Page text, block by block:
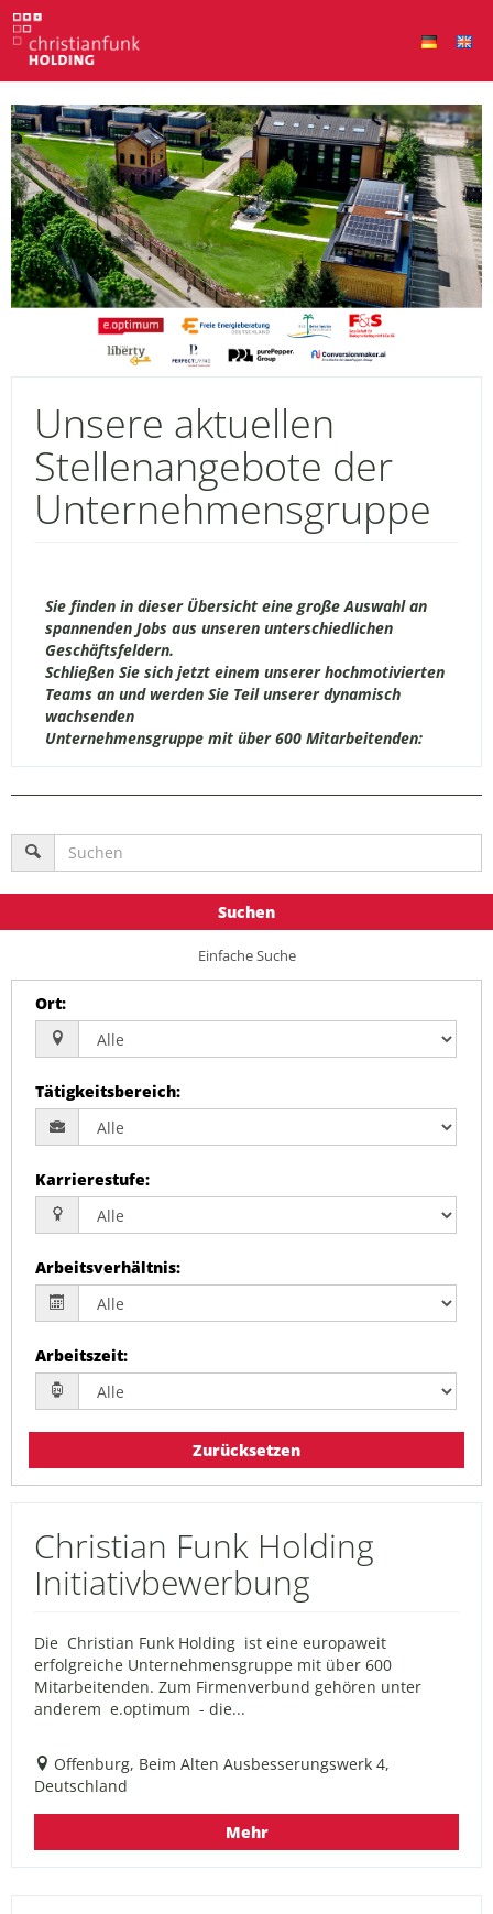
Unsere aktuellen
Stellenangebote der
Unternehmensgruppe
Sie finden in dieser Übersicht eine große Auswahl an
spannenden Jobs aus unseren unterschiedlichen
Geschäftsfeldern.
Schließen Sie sich jetzt einem unserer hochmotivierten
Teams an und werden Sie Teil unserer dynamisch
wachsenden
Unternehmensgruppe mit über 600 Mitarbeitenden:
Suchen
Einfache Suche
Ort:
Tätigkeitsbereich:
Karrierestufe:
Arbeitsverhältnis:
Arbeitszeit:
Zurücksetzen
Christian Funk Holding
Initiativbewerbung
Die Christian Funk Holding ist eine europaweit
erfolgreiche Unternehmensgruppe mit über 600
Mitarbeitenden. Zum Firmenverbund gehören unter
anderem e.optimum - die...
Offenburg, Beim Alten Ausbesserungswerk 4,
Deutschland
Mehr